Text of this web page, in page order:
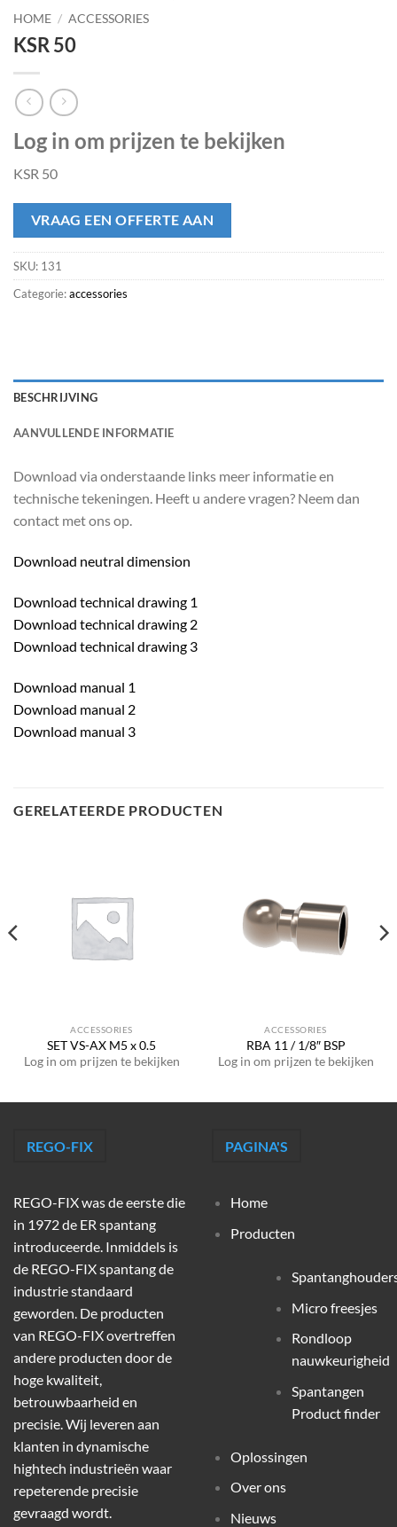
HOME / ACCESSORIES
KSR 50
Log in om prijzen te bekijken
KSR 50
VRAAG EEN OFFERTE AAN
SKU: 131
Categorie:accessories
BESCHRIJVING
AANVULLENDE INFORMATIE
Download via onderstaande links meer informatie en
technische tekeningen. Heeft u andere vragen? Neem dan
contact met ons op.
Download neutral dimension
Download technical drawing 1
Download technical drawing 2
Download technical drawing 3
Download manual 1
Download manual 2
Download manual 3
GERELATEERDE PRODUCTEN
ACCESSORIES
SET VS-AX M5 x 0.5
Log in om prijzen te bekijken
ACCESSORIES
RBA 11 / 1/8″ BSP
Log in om prijzen te bekijken
REGO-FIX
REGO-FIX was de eerste die
in 1972 de ER spantang
introduceerde. Inmiddels is
de REGO-FIX spantang de
industrie standaard
geworden. De producten
van REGO-FIX overtreffen
andere producten door de
hoge kwaliteit,
betrouwbaarheid en
precisie. Wij leveren aan
klanten in dynamische
hightech industrieën waar
repeterende precisie
gevraagd wordt.
PAGINA'S
Home
Producten
Micro freesjes
Rondloop
nauwkeurigheid
Spantangen
Product finder
Oplossingen
Over ons
Nieuws